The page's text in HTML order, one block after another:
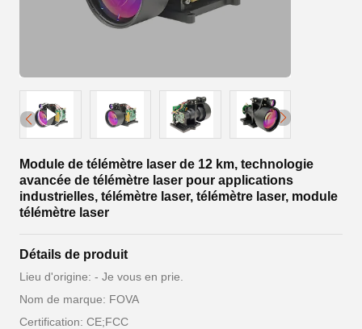
Module de télémètre laser de 12 km, technologie
avancée de télémètre laser pour applications
industrielles, télémètre laser, télémètre laser, module
télémètre laser
Détails de produit
Lieu d'origine: - Je vous en prie.
Nom de marque: FOVA
Certification: CE;FCC